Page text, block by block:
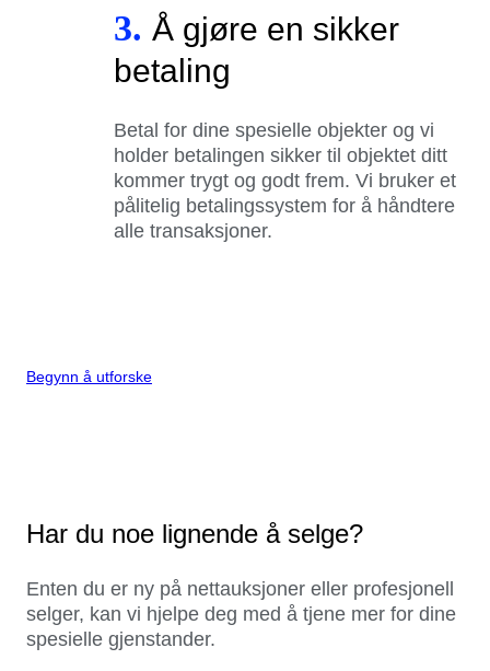
3. Å gjøre en sikker
betaling
Betal for dine spesielle objekter og vi
holder betalingen sikker til objektet ditt
kommer trygt og godt frem. Vi bruker et
pålitelig betalingssystem for å håndtere
alle transaksjoner.
Begynn å utforske
Har du noe lignende å selge?
Enten du er ny på nettauksjoner eller profesjonell
selger, kan vi hjelpe deg med å tjene mer for dine
spesielle gjenstander.